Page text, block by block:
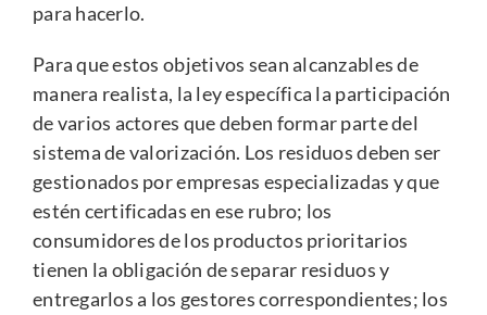
para hacerlo.
Para que estos objetivos sean alcanzables de
manera realista, la ley específica la participación
de varios actores que deben formar parte del
sistema de valorización. Los residuos deben ser
gestionados por empresas especializadas y que
estén certificadas en ese rubro; los
consumidores de los productos prioritarios
tienen la obligación de separar residuos y
entregarlos a los gestores correspondientes; los